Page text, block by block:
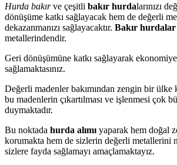
Hurda bakırve çeşitli bakır hurdalarınızı
dönüşüme katkı sağlayacak hem de değerli
dekazanmanızı sağlayacaktır. Bakır hurdalar
metallerindendir.
Geri dönüşümüne katkı sağlayarak
sağlamaktasınız.
Değerli madenler bakımından zengin bir ülke
bu madenlerin çıkartılması ve işlenmesi çok
duymaktadır.
Bu noktada hurda alımı yaparak hem doğal
korumakta hem de sizlerin değerli metallerini
sizlere fayda sağlamayı amaçlamaktayız.